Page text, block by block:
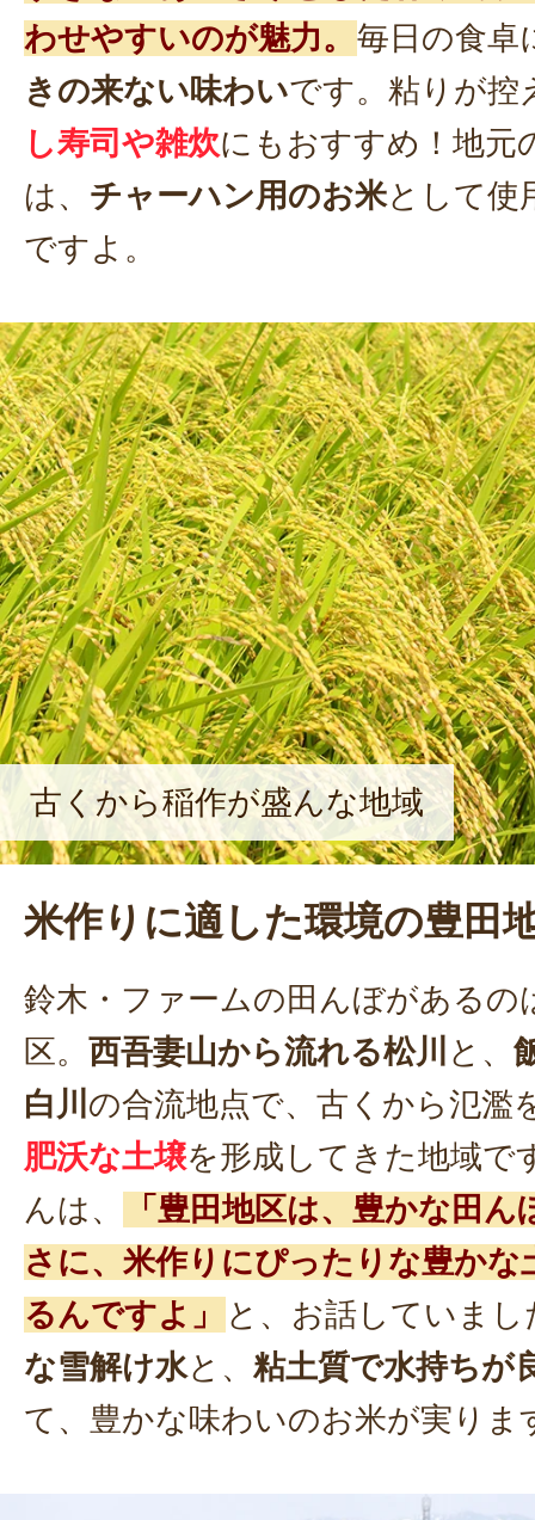
わせやすいのが魅力。 毎日の食卓
きの来ない味わいです。粘りが控
し寿司や雑炊にもおすすめ！地元
は、 チャーハン用のお米として使
ですよ。
古くから稲作が盛んな地域
米作りに適した環境の豊田
鈴木・ファームの田んぼがあるの
区。 西吾妻山から流れる松川 と、
白川 の合流地点で、古くから氾濫
肥沃な土壌を形成してきた地域で
んは、
「豊田地区は、豊かな田
さに、米作りにぴったりな豊かな
るんですよ」
と、お話していまし
な雪解け水と、 粘土質で水持ちが
て、豊かな味わいのお米が実りま